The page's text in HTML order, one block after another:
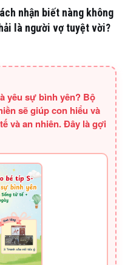
nhận biết nàng không
là người vợ tuyệt vời?
yêu sự bình yên? Bộ
sẽ giúp con hiểu và
và an nhiên. Đây là gợi